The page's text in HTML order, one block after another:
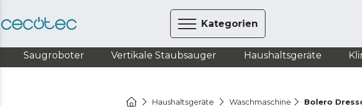
Kategorien
Saugroboter Vertikale Staubsauger Haushaltsgeräte
Haushaltsgeräte Waschmaschine Bolero